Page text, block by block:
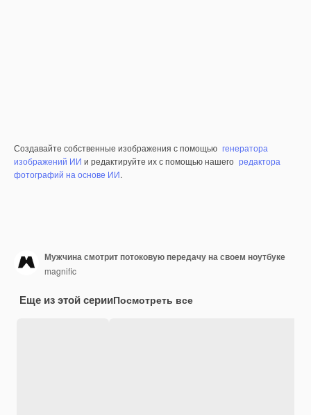
Создавайте собственные изображения с помощью генератора
изображений ИИ и редактируйте их с помощью нашего редактора
фотографий на основе ИИ.
Мужчина смотрит потоковую передачу на своем ноутбуке
magnific
Еще из этой серииПосмотреть все